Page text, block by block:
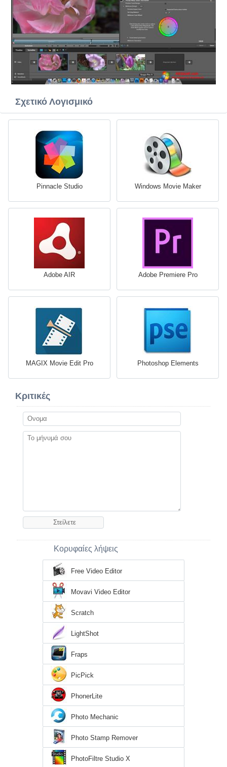
Σχετικό Λογισμικό
Pinnacle Studio Windows Movie Maker
Adobe AIR Adobe Premiere Pro
MAGIX Movie Edit Pro Photoshop Elements
Κριτικές
Κορυφαίες λήψεις
Free Video Editor
Movavi Video Editor
Scratch
LightShot
Fraps
PicPick
PhonerLite
Photo Mechanic
Photo Stamp Remover
PhotoFiltre Studio X